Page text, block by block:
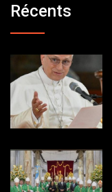
Récents